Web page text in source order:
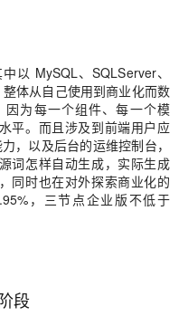
以 MySQL、SQLServer、
体从自己使用到商业化而数
为每一个组件、每一个模
平。而且涉及到前端用户应
，以及后台的运维控制台，
词怎样自动生成，实际生成
同时也在对外探索商业化的
，三节点企业版不低于
段